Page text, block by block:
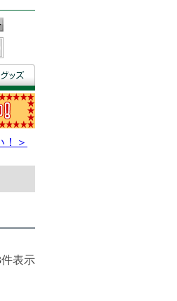
件表示